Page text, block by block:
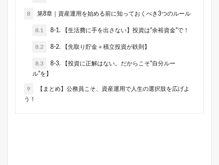
8 第8章｜資産運用を始める前に知っておくべき3つのルール
8.1 8-1. 【生活費に手を出さない】投資は“余裕資金”で！
8.2 8-2. 【先取り貯金＋積立投資が鉄則】
8.3
8-3. 【投資に正解はない。だからこそ“自分ルー
ル”を】
9
【まとめ】公務員こそ、資産運用で人生の選択肢を広げよ
う！